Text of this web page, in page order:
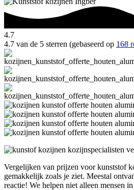
4.7
4.7 van de 5 sterren (gebaseerd op 168
Vergelijken van prijzen voor kunststof
gemakkelijk zoals je ziet. Meestal
reactie! We helpen niet alleen mensen